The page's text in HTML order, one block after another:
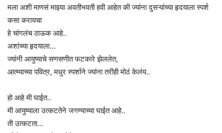
मला अशी माणसं माझ्या अवतीभवती हवी आहेत की ज्यांना दुसऱ्यांच्या हृदयाला स्पर्श
कसा करायचा
हे चांगलंच ठाऊक आहे..
अशांच्या हृदयाला…
ज्यांनी आयुष्याचे सणसणीत फटकारे झेललेत,
आत्म्याच्या पवित्र, मधुर स्पर्शाने ज्यांना तरीही मोठं केलंय..
हो आहे मी घाईत..
मी आयुष्याला उत्कटतेने जगण्याच्या घाईत आहे..
ती उत्कटता…